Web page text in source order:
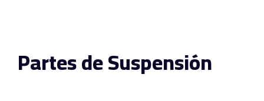
Partes de Suspensión